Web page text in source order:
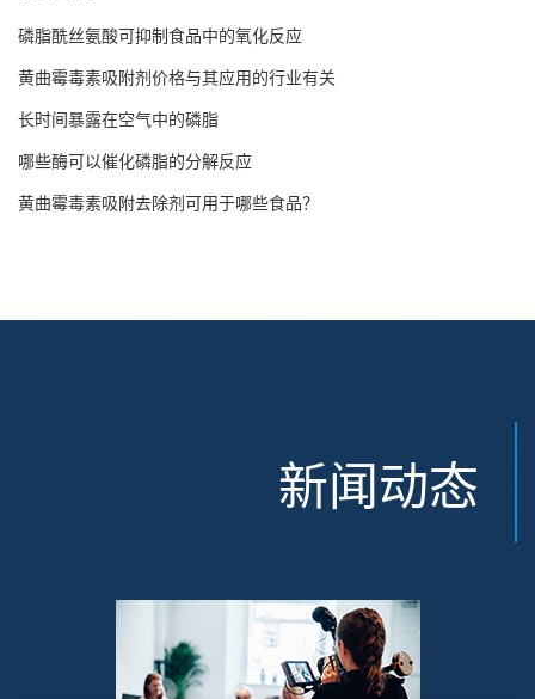
磷脂酰丝氨酸可抑制食品中的氧化反应
黄曲霉毒素吸附剂价格与其应用的行业有关
长时间暴露在空气中的磷脂
哪些酶可以催化磷脂的分解反应
黄曲霉毒素吸附去除剂可用于哪些食品？
新闻动态